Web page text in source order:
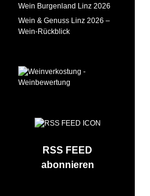
Wein Burgenland Linz 2026
Wein & Genuss Linz 2026 –
Wein-Rückblick
RSS FEED
abonnieren